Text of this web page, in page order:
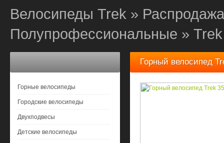
Велосипеды Trek »
Полупрофессиональные »
Горные велосипеды
Городские велосипеды
Двухподвесы
Детские велосипеды
Горный велосипед